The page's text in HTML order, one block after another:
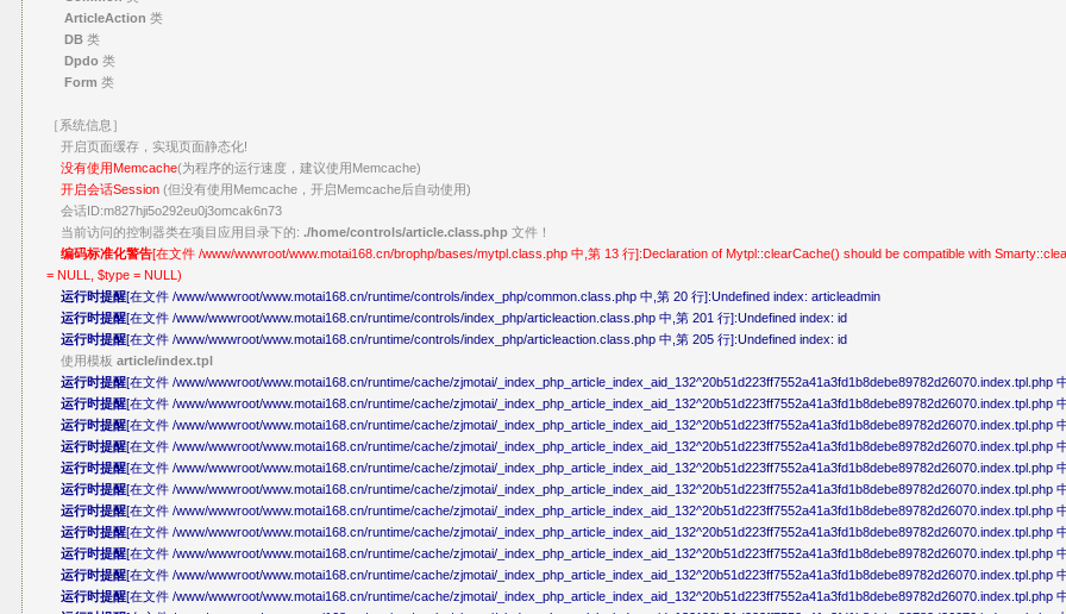
ArticleAction 类
DB 类
Dpdo 类
Form 类
［系统信息］
开启页面缓存，实现页面静态化!
没有使用Memcache(为程序的运行速度，建议使用Memcache)
开启会话Session (但没有使用Memcache，开启Memcache后自动使用)
会话ID:m827hji5o292eu0j3omcak6n73
当前访问的控制器类在项目应用目录下的: ./home/controls/article.class.php 文件！
编码标准化警告[在文件 /www/wwwroot/www.motai168.cn/brophp/bases/mytpl.class.php 中,第 13 行]:Declaration of Mytpl::clearCache() should be compatible with
= NULL, $type = NULL)
运行时提醒[在文件 /www/wwwroot/www.motai168.cn/runtime/controls/index_php/common.class.php 中,第 20 行]:Undefined index: articleadmin
运行时提醒[在文件 /www/wwwroot/www.motai168.cn/runtime/controls/index_php/articleaction.class.php 中,第 201 行]:Undefined index: id
运行时提醒[在文件 /www/wwwroot/www.motai168.cn/runtime/controls/index_php/articleaction.class.php 中,第 205 行]:Undefined index: id
使用模板 article/index.tpl
运行时提醒[在文件 /www/wwwroot/www.motai168.cn/runtime/cache/zjmotai/_index_php_article_index_aid_132^20b51d223ff7552a41a3fd1b8debe89782d26070.index.tpl.php
运行时提醒[在文件 /www/wwwroot/www.motai168.cn/runtime/cache/zjmotai/_index_php_article_index_aid_132^20b51d223ff7552a41a3fd1b8debe89782d26070.index.tpl.php
运行时提醒[在文件 /www/wwwroot/www.motai168.cn/runtime/cache/zjmotai/_index_php_article_index_aid_132^20b51d223ff7552a41a3fd1b8debe89782d26070.index.tpl.php
运行时提醒[在文件 /www/wwwroot/www.motai168.cn/runtime/cache/zjmotai/_index_php_article_index_aid_132^20b51d223ff7552a41a3fd1b8debe89782d26070.index.tpl.php
运行时提醒[在文件 /www/wwwroot/www.motai168.cn/runtime/cache/zjmotai/_index_php_article_index_aid_132^20b51d223ff7552a41a3fd1b8debe89782d26070.index.tpl.php
运行时提醒[在文件 /www/wwwroot/www.motai168.cn/runtime/cache/zjmotai/_index_php_article_index_aid_132^20b51d223ff7552a41a3fd1b8debe89782d26070.index.tpl.php
运行时提醒[在文件 /www/wwwroot/www.motai168.cn/runtime/cache/zjmotai/_index_php_article_index_aid_132^20b51d223ff7552a41a3fd1b8debe89782d26070.index.tpl.php
运行时提醒[在文件 /www/wwwroot/www.motai168.cn/runtime/cache/zjmotai/_index_php_article_index_aid_132^20b51d223ff7552a41a3fd1b8debe89782d26070.index.tpl.php
运行时提醒[在文件 /www/wwwroot/www.motai168.cn/runtime/cache/zjmotai/_index_php_article_index_aid_132^20b51d223ff7552a41a3fd1b8debe89782d26070.index.tpl.php
运行时提醒[在文件 /www/wwwroot/www.motai168.cn/runtime/cache/zjmotai/_index_php_article_index_aid_132^20b51d223ff7552a41a3fd1b8debe89782d26070.index.tpl.php
运行时提醒[在文件 /www/wwwroot/www.motai168.cn/runtime/cache/zjmotai/_index_php_article_index_aid_132^20b51d223ff7552a41a3fd1b8debe89782d26070.index.tpl.php